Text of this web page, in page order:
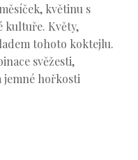
květinu s
kultuře. Květy,
tohoto koktejlu.
svěžesti,
jemné hořkosti